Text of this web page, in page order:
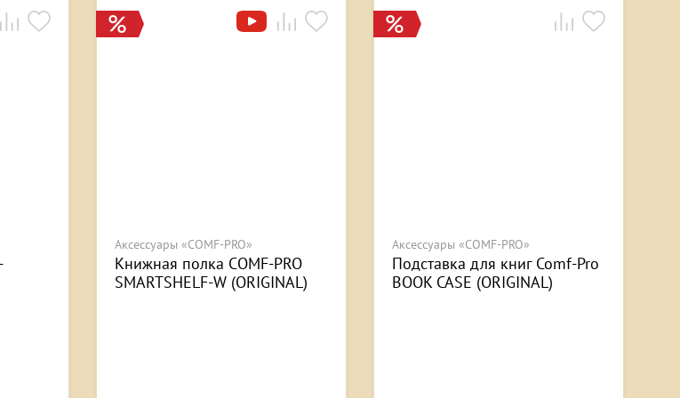
Аксессуары «COMF-PRO»
Книжная полка COMF-PRO
SMARTSHELF-W (ORIGINAL)
Аксессуары «COMF-PRO»
Подставка для книг Comf-Pro
BOOK CASE (ORIGINAL)